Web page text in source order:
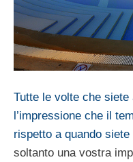
Tutte le volte che
l’impressione che il
rispetto a quando
soltanto una vostra